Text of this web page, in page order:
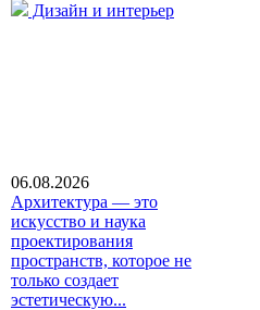
Дизайн и интерьер
06.08.2026
Архитектура — это
искусство и наука
проектирования
пространств, которое не
только создает
эстетическую...